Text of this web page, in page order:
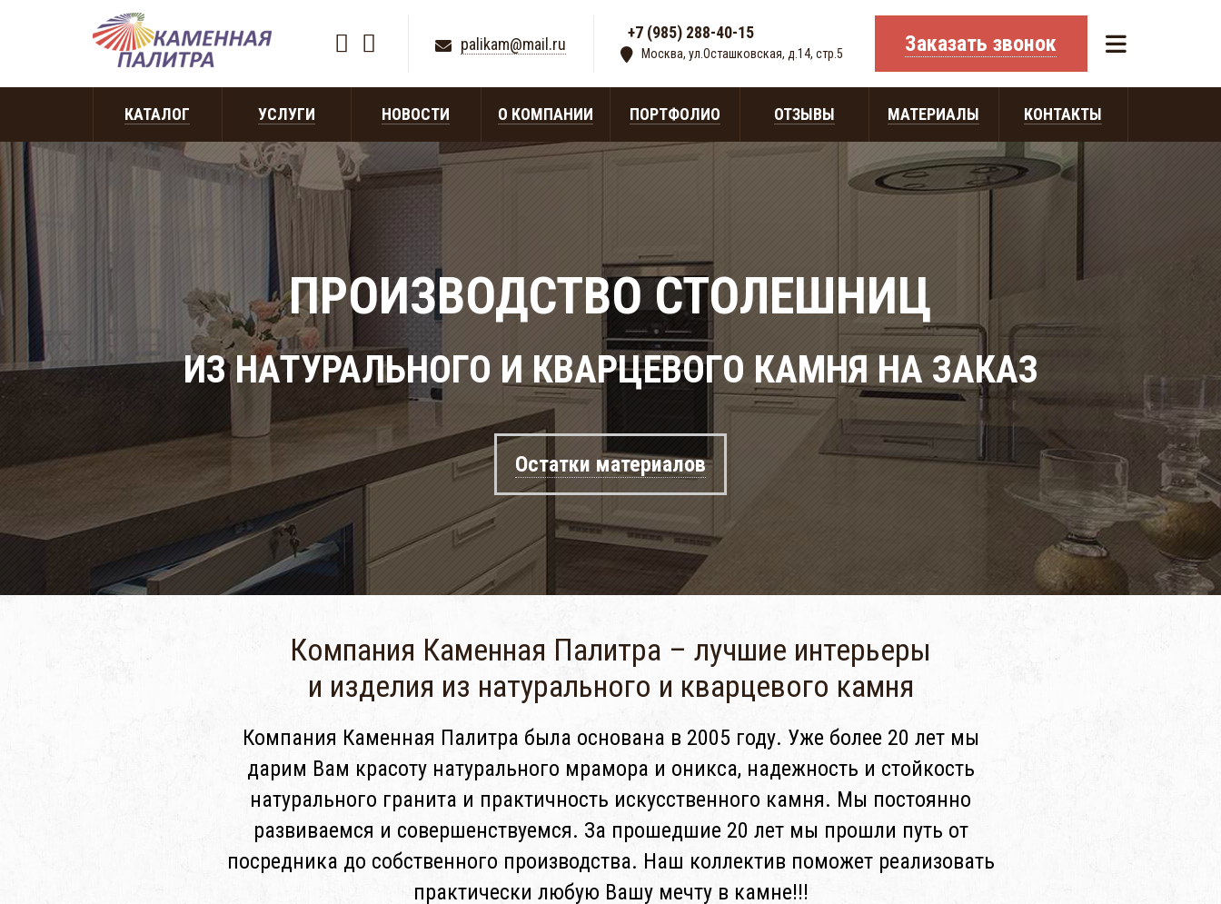
palikam@mail.ru
|+7 (985) 288-40-15
Москва, ул.Осташковская, д.14, стр.5 Заказать звонок
КАТАЛОГ УСЛУГИ НОВОСТИ О КОМПАНИИ ПОРТФОЛИО ОТЗЫВЫ МАТЕРИАЛЫ КОНТАКТЫ
ПРОИЗВОДСТВО СТОЛЕШНИЦ
ИЗ НАТУРАЛЬНОГО И КВАРЦЕВОГО КАМНЯ НА ЗАКАЗ
Остатки материалов
Компания Каменная Палитра – лучшие интерьеры
и изделия из натурального и кварцевого камня
Компания Каменная Палитра была основана в 2005 году. Уже более 20 лет мы
дарим Вам красоту натурального мрамора и оникса, надежность и стойкость
натурального гранита и практичность искусственного камня. Мы постоянно
развиваемся и совершенствуемся. За прошедшие 20 лет мы прошли путь от
посредника до собственного производства. Наш коллектив поможет реализовать
практически любую Вашу мечту в камне!!!